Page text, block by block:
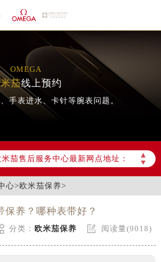
OMEGA
茄线上预约
手表进水、卡针等腕表问题。
▲
▼
2026年6月成都市欧米茄官方售后客户服务热线：400-877-2083
茄售后服务中心最新网点地址：
成都市锦江区人民东路6号SAC东原中心写字楼24层2406B室（需提前预约）
业！
心>欧米茄保养>
保养？哪种表带好？
分类： 欧米茄保养  阅读量(9018)